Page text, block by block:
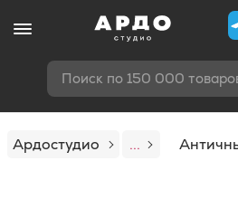
Поиск по 150 000
Ардостудио ...